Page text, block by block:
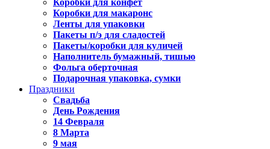
Коробки для конфет
Коробки для макаронс
Ленты для упаковки
Пакеты п/э для сладостей
Пакеты/коробки для куличей
Наполнитель бумажный, тишью
Фольга оберточная
Подарочная упаковка, сумки
Праздники
Свадьба
День Рождения
14 Февраля
8 Марта
9 мая